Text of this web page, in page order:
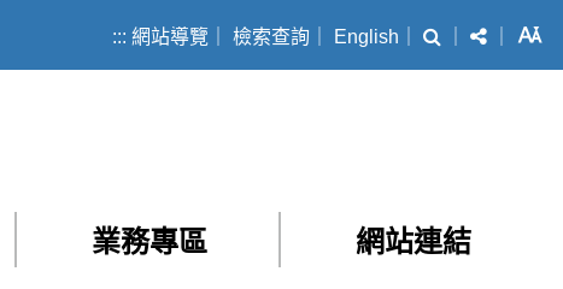
::: 網站導覽 檢索查詢 English 搜尋 分享
業務專區 網站連結